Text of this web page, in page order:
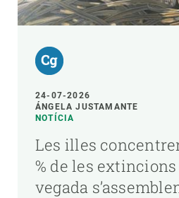
24-07-2026
ÁNGELA JUSTAMANTE
NOTÍCIA
Les illes
% de les
vegada